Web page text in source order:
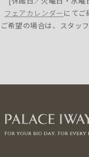
フェアカレンダーにてご
希望の場合は、スタッ